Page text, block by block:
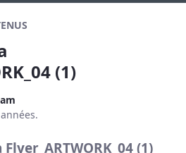
(1)
(1)